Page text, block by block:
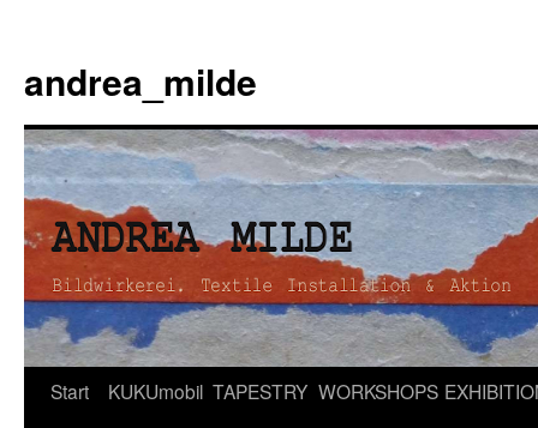
andrea_milde
Zum
Start KUKUmobil TAPESTRY WORKSHOPS